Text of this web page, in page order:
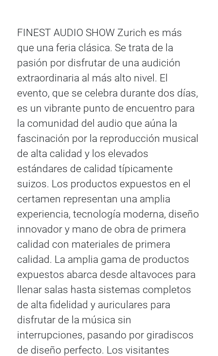
FINEST AUDIO SHOW Zurich es más
que una feria clásica. Se trata de la
pasión por disfrutar de una audición
extraordinaria al más alto nivel. El
evento, que se celebra durante dos días,
es un vibrante punto de encuentro para
la comunidad del audio que aúna la
fascinación por la reproducción musical
de alta calidad y los elevados
estándares de calidad típicamente
suizos. Los productos expuestos en el
certamen representan una amplia
experiencia, tecnología moderna, diseño
innovador y mano de obra de primera
calidad con materiales de primera
calidad. La amplia gama de productos
expuestos abarca desde altavoces para
llenar salas hasta sistemas completos
de alta fidelidad y auriculares para
disfrutar de la música sin
interrupciones, pasando por giradiscos
de diseño perfecto. Los visitantes